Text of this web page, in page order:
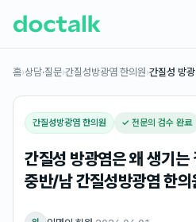
홈›상담·질문›간질성방광염 한의원›간질성 방
간질성방광염 한의원 ✓ 전문의 검수 완료
간질성 방광염은 왜 생기
중반/남 간질성방광염 한의